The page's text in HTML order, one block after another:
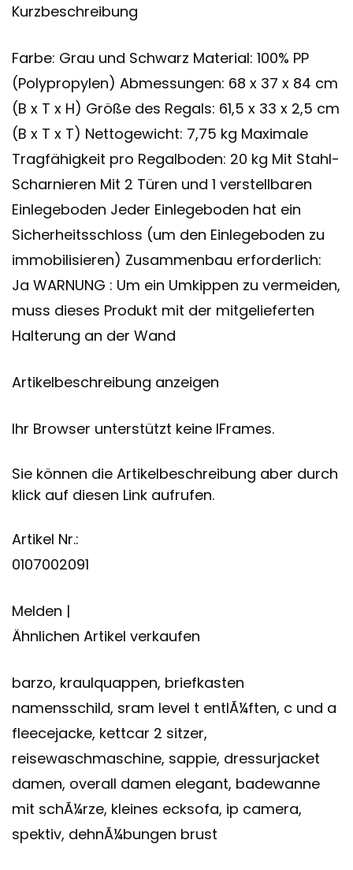
Kurzbeschreibung
Farbe: Grau und Schwarz Material: 100% PP
(Polypropylen) Abmessungen: 68 x 37 x 84 cm
(B x T x H) Größe des Regals: 61,5 x 33 x 2,5 cm
(B x T x T) Nettogewicht: 7,75 kg Maximale
Tragfähigkeit pro Regalboden: 20 kg Mit Stahl-
Scharnieren Mit 2 Türen und 1 verstellbaren
Einlegeboden Jeder Einlegeboden hat ein
Sicherheitsschloss (um den Einlegeboden zu
immobilisieren) Zusammenbau erforderlich:
Ja WARNUNG : Um ein Umkippen zu vermeiden,
muss dieses Produkt mit der mitgelieferten
Halterung an der Wand
Artikelbeschreibung anzeigen
Ihr Browser unterstützt keine IFrames.
Sie können die Artikelbeschreibung aber durch
klick auf diesen Link aufrufen.
Artikel Nr.:
0107002091
Melden |
Ähnlichen Artikel verkaufen
barzo, kraulquappen, briefkasten
namensschild, sram level t entlÃ¼ften, c und a
fleecejacke, kettcar 2 sitzer,
reisewaschmaschine, sappie, dressurjacket
damen, overall damen elegant, badewanne
mit schÃ¼rze, kleines ecksofa, ip camera,
spektiv, dehnÃ¼bungen brust